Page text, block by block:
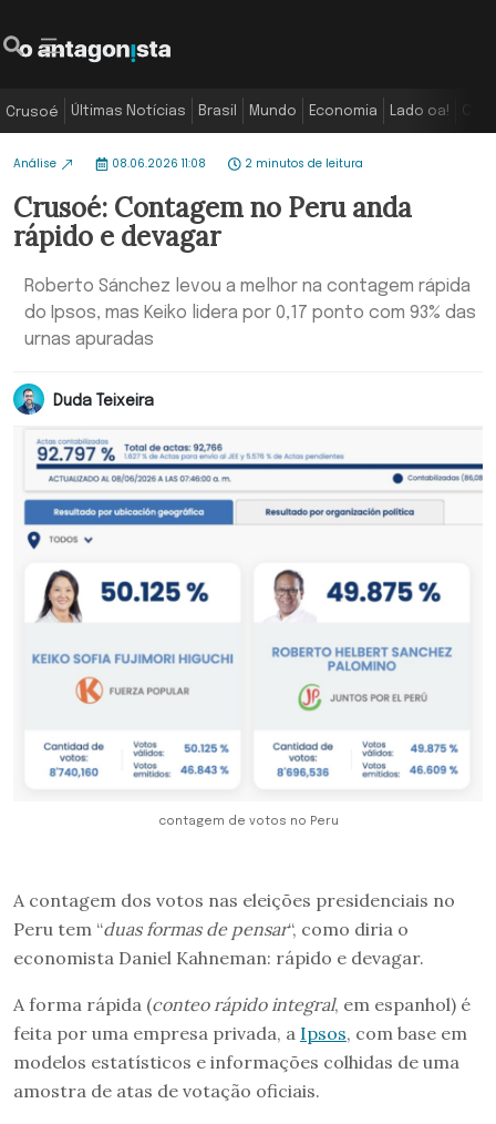
Crusoé Últimas Notícias Brasil Mundo Economia Lado oa!
Análise 08.06.2026 11:08 2 minutos de leitura
Crusoé: Contagem no Peru anda
rápido e devagar
Roberto Sánchez levou a melhor na contagem rápida
do Ipsos, mas Keiko lidera por 0,17 ponto com 93% das
urnas apuradas
Duda Teixeira
contagem de votos no Peru
A contagem dos votos nas eleições presidenciais no
Peru tem “duas formas de pensar“, como diria o
economista Daniel Kahneman: rápido e devagar.
A forma rápida (conteo rápido integral, em espanhol) é
feita por uma empresa privada, a Ipsos, com base em
modelos estatísticos e informações colhidas de uma
amostra de atas de votação oficiais.